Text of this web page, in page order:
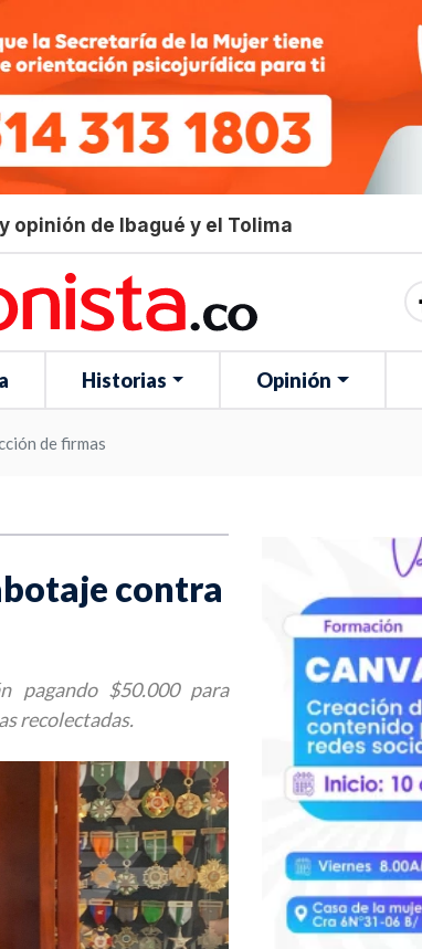
opinión de Ibagué y el Tolima
Historias Opinión
de firmas
contra
pagando $50.000 para
recolectadas.